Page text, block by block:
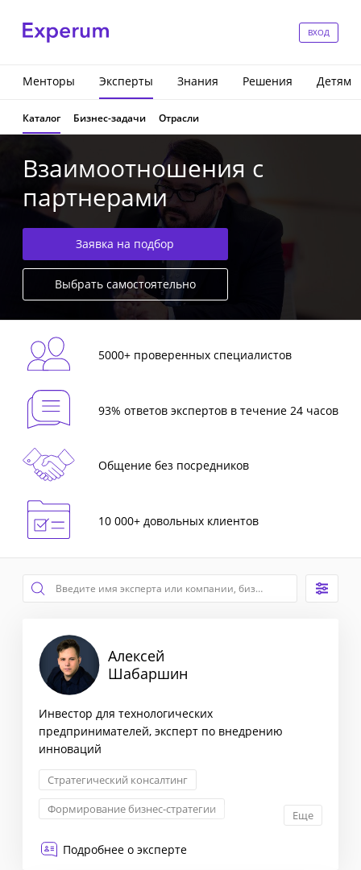
ВХОД
Менторы Эксперты Знания Решения Детям
Каталог Бизнес-задачи Отрасли
Взаимоотношения с
партнерами
Заявка на подбор
Выбрать самостоятельно
5000+ проверенных специалистов
93% ответов экспертов в течение 24 часов
Общение без посредников
10 000+ довольных клиентов
Алексей
Шабаршин
Инвестор для технологических
предпринимателей, эксперт по внедрению
инноваций
Стратегический консалтинг
Формирование бизнес-стратегии
Еще
Подробнее о эксперте